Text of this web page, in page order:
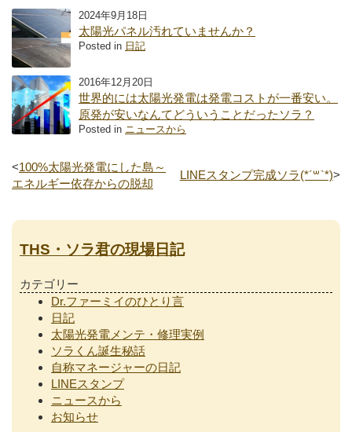
2024年9月18日
太陽光パネル汚れていませんか？
Posted in 日記
2016年12月20日
世界的には太陽光発電は発電コストが一番安い。
原発が安いなんてどういうことだったソラ？
Posted in ニュースから
<100%太陽光発電にした島～
エネルギー依存からの脱却
LINEスタンプ完成ソラ(*´꒳`*)>
THS・ソラ君の現場日記
カテゴリー
Dr.ファーミイのひとり言
日記
太陽光発電メンテ・修理実例
ソラくん誕生秘話
自称マネージャーの日記
LINEスタンプ
ニュースから
お知らせ